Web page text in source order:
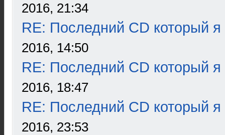
2016, 21:34
RE: Последний CD который я
2016, 14:50
RE: Последний CD который я
2016, 18:47
RE: Последний CD который я
2016, 23:53